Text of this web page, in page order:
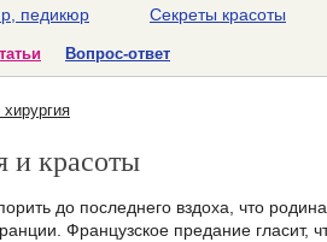
педикюр
Секреты красоты
Вопрос-ответ
и красоты
до последнего вздоха, что
Французское предание гласит,